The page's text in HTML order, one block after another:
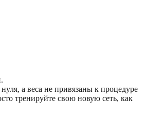
а веса не привязаны к процедуре
тренируйте свою новую сеть, как